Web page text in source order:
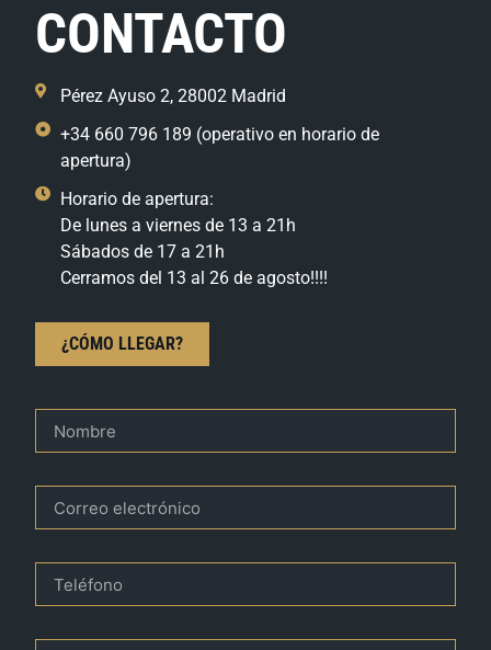
CONTACTO
Pérez Ayuso 2, 28002 Madrid
+34 660 796 189 (operativo en horario de
apertura)
Horario de apertura:
De lunes a viernes de 13 a 21h
Sábados de 17 a 21h
Cerramos del 13 al 26 de agosto!!!!
¿CÓMO LLEGAR?